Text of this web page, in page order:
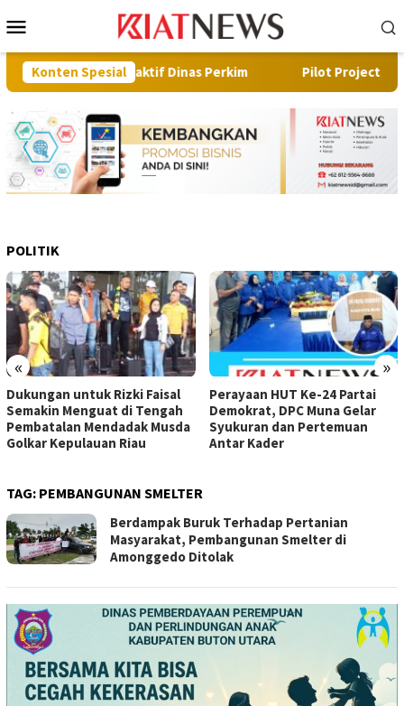
ke
Mobile
Konten Spesial
Proaktif Dinas Perkim Pilot Project, Kementerian
POLITIK
« »
Dukungan untuk Rizki Faisal
Semakin Menguat di Tengah
Pembatalan Mendadak Musda
Golkar Kepulauan Riau
Perayaan HUT Ke-24 Partai
Demokrat, DPC Muna Gelar
Syukuran dan Pertemuan
Antar Kader
TAG: PEMBANGUNAN SMELTER
Berdampak Buruk Terhadap Pertanian
Masyarakat, Pembangunan Smelter di
Amonggedo Ditolak